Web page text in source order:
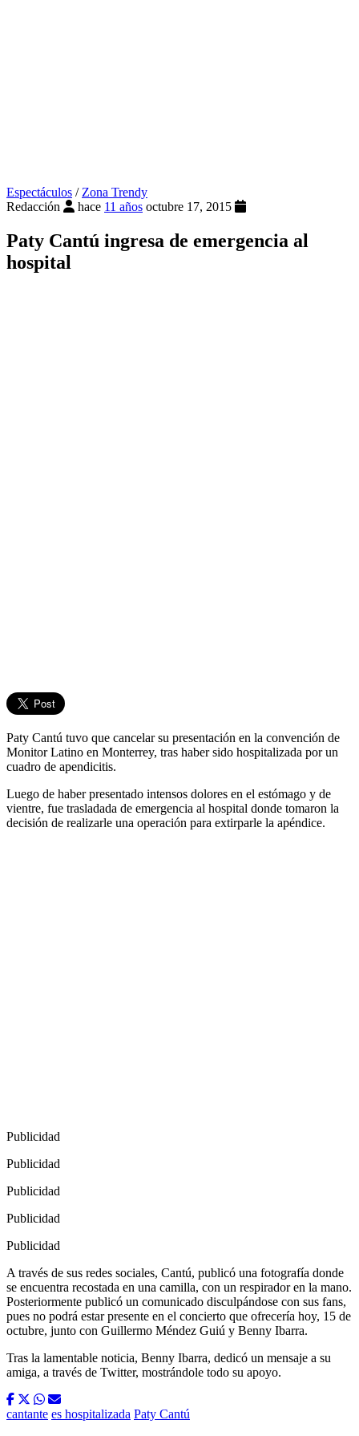
Espectáculos /Zona Trendy
Redacción
hace 11 años octubre 17, 2015
Paty Cantú ingresa de emergencia al
hospital
Paty Cantú tuvo que cancelar su presentación en la convención de
Monitor Latino en Monterrey, tras haber sido hospitalizada por un
cuadro de apendicitis.
Luego de haber presentado intensos dolores en el estómago y de
vientre, fue trasladada de emergencia al hospital donde tomaron la
decisión de realizarle una operación para extirparle la apéndice.
Publicidad
Publicidad
Publicidad
Publicidad
Publicidad
A través de sus redes sociales, Cantú, publicó una fotografía donde
se encuentra recostada en una camilla, con un respirador en la mano.
Posteriormente publicó un comunicado disculpándose con sus fans,
pues no podrá estar presente en el concierto que ofrecería hoy, 15 de
octubre, junto con Guillermo Méndez Guiú y Benny Ibarra.
Tras la lamentable noticia, Benny Ibarra, dedicó un mensaje a su
amiga, a través de Twitter, mostrándole todo su apoyo.
cantante es hospitalizada Paty Cantú